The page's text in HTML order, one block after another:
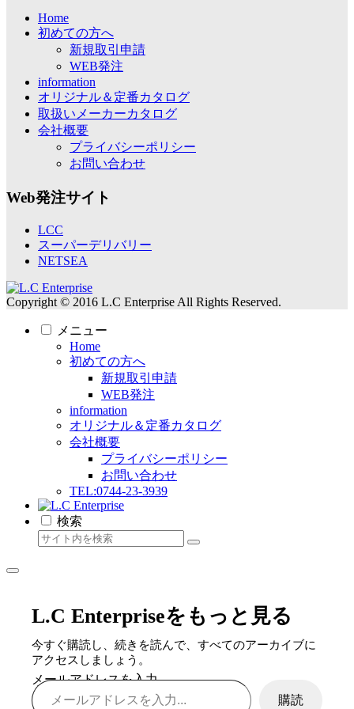
Home
初めての方へ
新規取引申請
WEB発注
information
オリジナル＆定番カタログ
取扱いメーカーカタログ
会社概要
プライバシーポリシー
お問い合わせ
Web発注サイト
LCC
スーパーデリバリー
NETSEA
Copyright © 2016 L.C Enterprise All Rights Reserved.
メニュー
Home
初めての方へ
新規取引申請
WEB発注
information
オリジナル＆定番カタログ
会社概要
プライバシーポリシー
お問い合わせ
TEL:0744-23-3939
検索
L.C Enterpriseをもっと見る
今すぐ購読し、続きを読んで、すべてのアーカイブに
アクセスしましょう。
メールアドレスを入力...
購読